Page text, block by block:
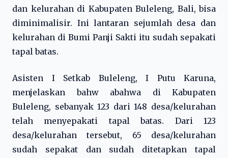
dan kelurahan di Kabupaten Buleleng, Bali, bisa
diminimalisir. Ini lantaran sejumlah desa dan
kelurahan di Bumi Panji Sakti itu sudah sepakati
tapal batas.
Asisten I Setkab Buleleng, I Putu Karuna,
menjelaskan bahw abahwa di Kabupaten
Buleleng, sebanyak 123 dari 148 desa/kelurahan
telah menyepakati tapal batas. Dari 123
desa/kelurahan tersebut, 65 desa/kelurahan
sudah sepakat dan sudah ditetapkan tapal